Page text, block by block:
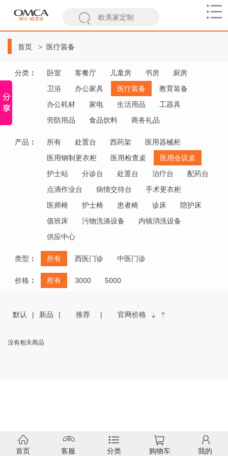
欧
首页 医疗装备
分类 ： 卧室 客餐厅 儿童房 书房
厨房
卫浴
办公家具 医疗装备
教育装备
办公耗材
家电 生活用品
工器具
劳防用品
食品饮料 商务礼品
产品 ： 所有 处置台 西药架
医用器械柜
医用钢制更衣柜
医用检查桌
医用会议桌
护士站
分诊台 处置台 治疗台
配药台
点滴作业台
病情交待台
手术更衣柜
医师椅
护士椅 患者椅 诊床
陪护床
值班床
污物洗涤设备
内镜消洗设备
供应中心
类型 ： 所有 西医门诊 中医门诊
价格 ： 所有 3000 5000
默认 新品 推荐 官网价格
没有相关商品
首页 客服 分类 购物车 我的